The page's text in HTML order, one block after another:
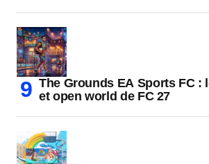
The Grounds EA Sports FC :
et open world de FC 27